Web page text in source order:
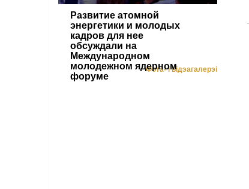
Развитие атомной
энергетики и молодых
кадров для нее
обсуждали на
Международном
молодежном ядерном
форуме
Фота- і відэагалерэі